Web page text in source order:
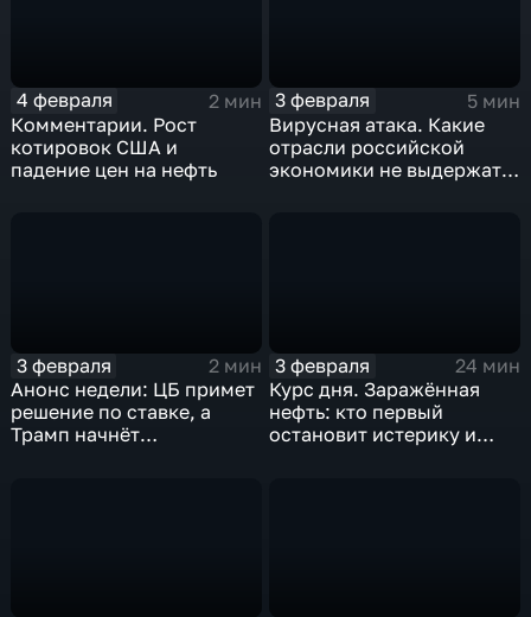
4 февраля
2 мин
Комментарии. Рост
котировок США и
падение цен на нефть
3 февраля
5 мин
Вирусная атака. Какие
отрасли российской
экономики не выдержат
3 февраля
2 мин
Анонс недели: ЦБ примет
решение по ставке, а
Трамп начнёт
3 февраля
24 мин
Курс дня. Заражённая
нефть: кто первый
остановит истерику и